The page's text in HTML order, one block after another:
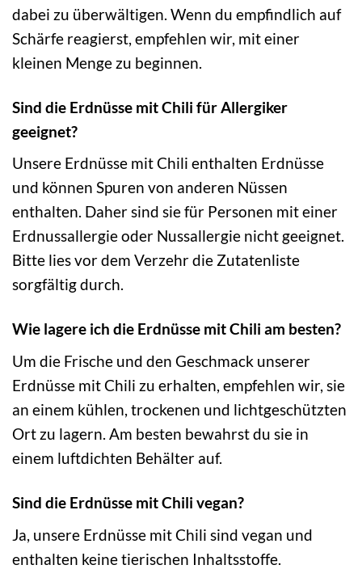
dabei zu überwältigen. Wenn du empfindlich auf
Schärfe reagierst, empfehlen wir, mit einer
kleinen Menge zu beginnen.
Sind die Erdnüsse mit Chili für Allergiker
geeignet?
Unsere Erdnüsse mit Chili enthalten Erdnüsse
und können Spuren von anderen Nüssen
enthalten. Daher sind sie für Personen mit einer
Erdnussallergie oder Nussallergie nicht geeignet.
Bitte lies vor dem Verzehr die Zutatenliste
sorgfältig durch.
Wie lagere ich die Erdnüsse mit Chili am besten?
Um die Frische und den Geschmack unserer
Erdnüsse mit Chili zu erhalten, empfehlen wir, sie
an einem kühlen, trockenen und lichtgeschützten
Ort zu lagern. Am besten bewahrst du sie in
einem luftdichten Behälter auf.
Sind die Erdnüsse mit Chili vegan?
Ja, unsere Erdnüsse mit Chili sind vegan und
enthalten keine tierischen Inhaltsstoffe.